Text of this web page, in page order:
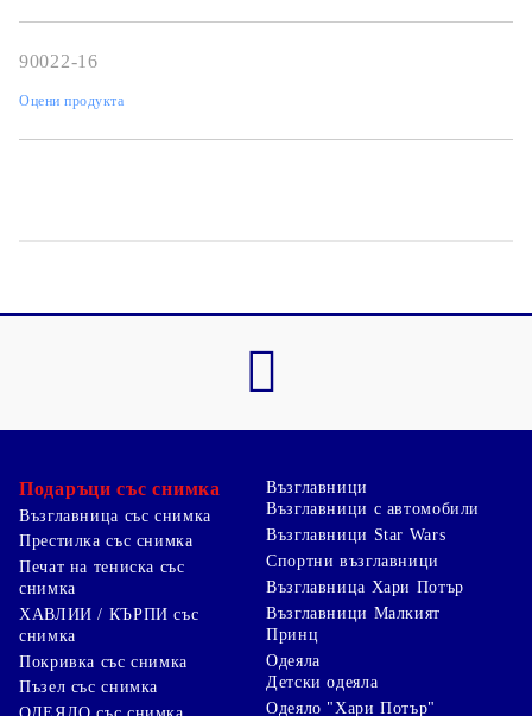
90022-16
Оцени продукта
Подаръци със снимка
Възглавница със снимка
Престилка със снимка
Печат на тениска със
снимка
ХАВЛИИ / КЪРПИ със
снимка
Покривка със снимка
Пъзел със снимка
Възглавници
Възглавници с автомобили
Възглавници Star Wars
Спортни възглавници
Възглавница Хари Потър
Възглавници Малкият
Принц
Одеяла
Детски одеяла
Одеяло "Хари Потър"